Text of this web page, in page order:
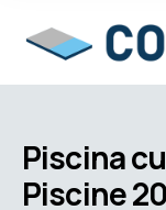
Piscina
Piscine